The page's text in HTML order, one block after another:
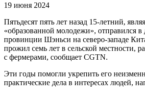
19 июня 2024
Пятьдесят пять лет назад 15-летний,
«образованной молодежи», отправился
провинции Шэньси на северо-западе
прожил семь лет в сельской местности,
с фермерами, сообщает CGTN.
Эти годы помогли укрепить его
практические дела в интересах людей,